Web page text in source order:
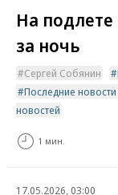
На
за ночь
Сергей Собянин
Последние
новостей
1 мин.
17.05.2026, 03:00